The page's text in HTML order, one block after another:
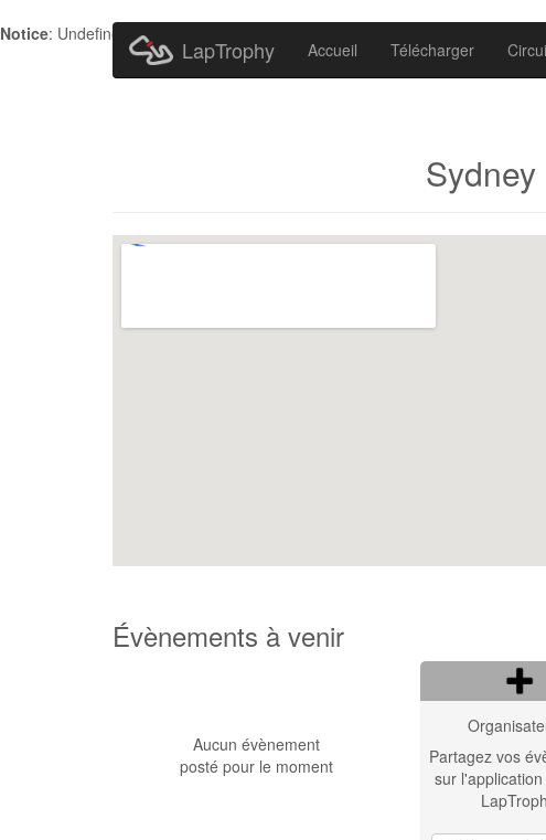
Notice: Undefined index: HTTP_ACCEPT_LANGUAGE in
LapTrophy Accueil Télécharger
Évènements à venir
Aucun évènement
posté pour le moment
Partagez vos
sur